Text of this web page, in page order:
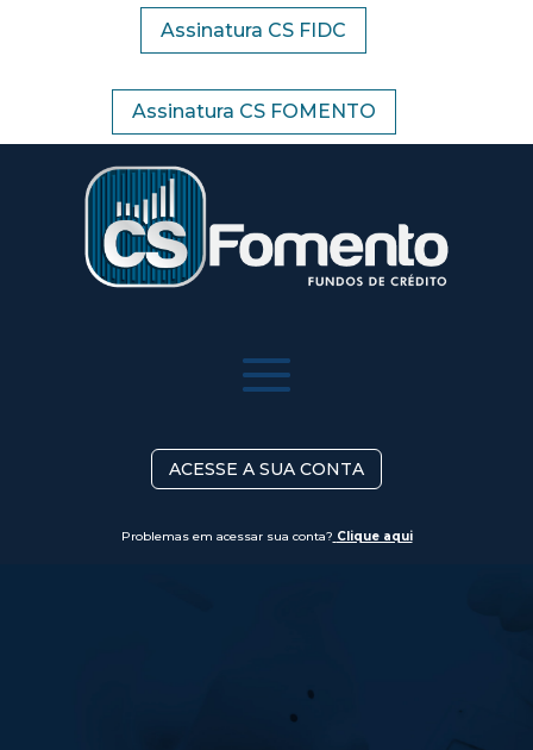
Assinatura CS FIDC
Assinatura CS FOMENTO
ACESSE A SUA CONTA
Problemas em acessar sua conta? Clique aqui